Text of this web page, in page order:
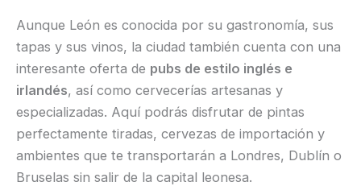
Aunque León es conocida por su gastronomía, sus
tapas y sus vinos, la ciudad también cuenta con una
interesante oferta de pubs de estilo inglés e
irlandés, así como cervecerías artesanas y
especializadas. Aquí podrás disfrutar de pintas
perfectamente tiradas, cervezas de importación y
ambientes que te transportarán a Londres, Dublín o
Bruselas sin salir de la capital leonesa.